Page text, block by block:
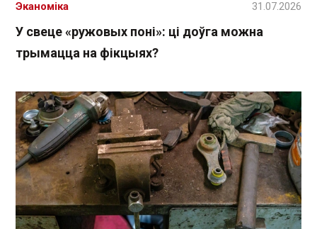
У свеце «ружовых поні»: ці доўга можна
трымацца на фікцыях?
Эканоміка 31.07.2026